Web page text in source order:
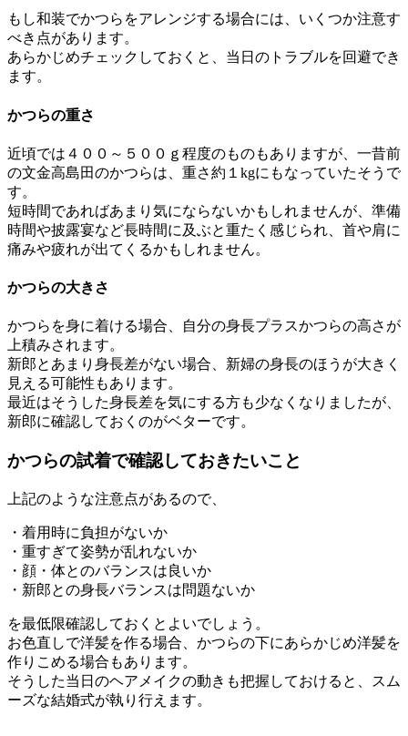
もし和装でかつらをアレンジする場合には、いくつか注意す
べき点があります。
あらかじめチェックしておくと、当日のトラブルを回避でき
ます。
かつらの重さ
近頃では４００～５００ｇ程度のものもありますが、一昔前
の文金高島田のかつらは、重さ約１kgにもなっていたそうで
す。
短時間であればあまり気にならないかもしれませんが、準備
時間や披露宴など長時間に及ぶと重たく感じられ、首や肩に
痛みや疲れが出てくるかもしれません。
かつらの大きさ
かつらを身に着ける場合、自分の身長プラスかつらの高さが
上積みされます。
新郎とあまり身長差がない場合、新婦の身長のほうが大きく
見える可能性もあります。
最近はそうした身長差を気にする方も少なくなりましたが、
新郎に確認しておくのがベターです。
かつらの試着で確認しておきたいこと
上記のような注意点があるので、
・着用時に負担がないか
・重すぎて姿勢が乱れないか
・顔・体とのバランスは良いか
・新郎との身長バランスは問題ないか
を最低限確認しておくとよいでしょう。
お色直しで洋髪を作る場合、かつらの下にあらかじめ洋髪を
作りこめる場合もあります。
そうした当日のヘアメイクの動きも把握しておけると、スム
ーズな結婚式が執り行えます。